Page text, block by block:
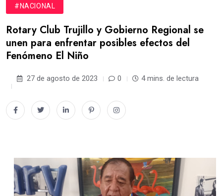
#NACIONAL
Rotary Club Trujillo y Gobierno Regional se
unen para enfrentar posibles efectos del
Fenómeno El Niño
27 de agosto de 2023 0 4 mins. de lectura